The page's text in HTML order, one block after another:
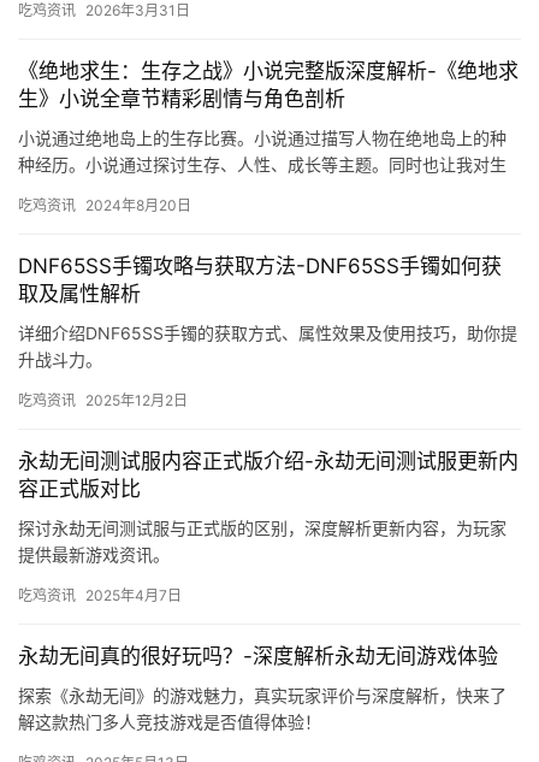
吃鸡资讯 2026年3月31日
《绝地求生：生存之战》小说完整版深度解析-《绝地求
生》小说全章节精彩剧情与角色剖析
小说通过绝地岛上的生存比赛。小说通过描写人物在绝地岛上的种
种经历。小说通过探讨生存、人性、成长等主题。同时也让我对生
吃鸡资讯 2024年8月20日
DNF65SS手镯攻略与获取方法-DNF65SS手镯如何获
取及属性解析
详细介绍DNF65SS手镯的获取方式、属性效果及使用技巧，助你提
升战斗力。
吃鸡资讯 2025年12月2日
永劫无间测试服内容正式版介绍-永劫无间测试服更新内
容正式版对比
探讨永劫无间测试服与正式版的区别，深度解析更新内容，为玩家
提供最新游戏资讯。
吃鸡资讯 2025年4月7日
永劫无间真的很好玩吗？-深度解析永劫无间游戏体验
探索《永劫无间》的游戏魅力，真实玩家评价与深度解析，快来了
解这款热门多人竞技游戏是否值得体验！